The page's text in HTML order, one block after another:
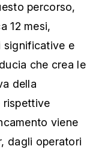
percorso,
12 mesi,
significative e
che crea le
della
rispettive
viene
dagli operatori